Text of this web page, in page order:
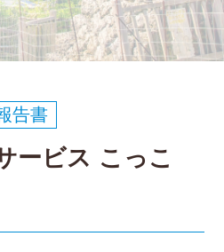
ービス こっこ
告書